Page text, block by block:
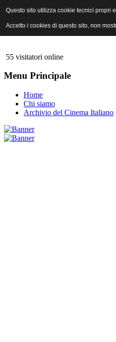
ANICA | Associazione Nazionale
55 visitatori online
Menu Principale
Home
Chi siamo
Archivio del Cinema Italiano
Questo sito utilizza cookie tecnici propri
Accetto i cookies di questo sito, non
Questo sito utilizza cookie tecnici propri
Accetto i cookies di questo sito, non